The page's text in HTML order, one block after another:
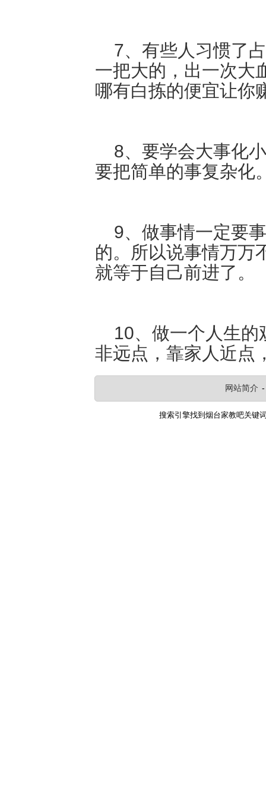
7、有些人习惯了
一把大的，出一次大
哪有白拣的便宜让你
8、要学会大事化
要把简单的事复杂化
9、做事情一定要
的。所以说事情万万
就等于自己前进了。
10、做一个人生的
非远点，靠家人近点
网站简介
搜索引擎找到烟台家教吧关键